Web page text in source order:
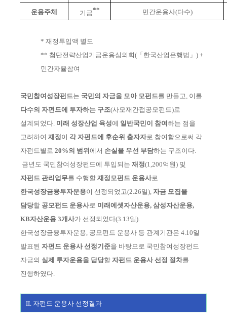
운용주체 기금** 민간운용사(다수)
* 재정투입액 별도
** 첨단전략산업기금운용심의회(「한국산업은행법」) +
민간자율참여
국민참여성장펀드는 국민의 자금을 모아 모펀드를 만들고, 이를
다수의 자펀드에 투자하는 구조(사모재간접공모펀드)로
설계되었다. 미래 성장산업 육성에 일반국민이 참여 하는 점을
고려하여 재정이 각 자펀드에 후순위 출자자로 참여 함으 로써 각
자펀드별로 20%의 범위 에서 손실을 우선 부담하는 구조이다.
금년도 국민참여성장펀드에 투입되는 재정(1,200억원) 및
자펀드 관리 업무를 수행할 재정모펀드 운용사로
한국성장금융투자운용이 선정 되었고(2.26일) 자금 모집을
담당할 공모펀드 운용사로 미래에 셋자산운용, 삼성자산운용,
KB자산운용 3개사가 선정되었다(3.13일).
한국성장금융투자운용, 공모펀드 운용사 등 관계기관은 4.10일
발표된 자펀드 운용사 선정기준을 바탕으로 국민참여성장펀드
자금의 실제 투자운용을 담당할 자펀드 운용사선정 절차를
진행하였다.
II. 자펀드 운용사 선정결과